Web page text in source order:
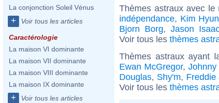
La conjonction Soleil Vénus
+ Voir tous les articles
Caractérologie
La maison VI dominante
La maison VII dominante
La maison VIII dominante
La maison IX dominante
+ Voir tous les articles
Thèmes astraux avec
indépendance, Kim
Bjorn Borg, Jason
Voir tous les thèmes
Thèmes astraux ayant
Ewan McGregor,
Douglas, Shy'm, Freddie
Voir tous les thèmes